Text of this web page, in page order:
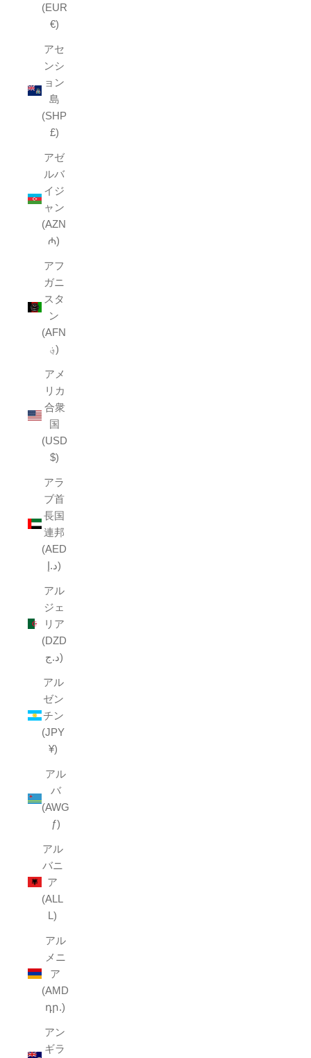
(EUR
€)
アセ
ンシ
ョン
島
(SHP
£)
アゼ
ルバ
イジ
ャン
(AZN
₼)
アフ
ガニ
スタ
ン
(AFN
؋)
アメ
リカ
合衆
国
(USD
$)
アラ
ブ首
長国
連邦
(AED
د.إ)
アル
ジェ
リア
(DZD
د.ج)
アル
ゼン
チン
(JPY
¥)
アル
バ
(AWG
ƒ)
アル
バニ
ア
(ALL
L)
アル
メニ
ア
(AMD
դր.)
アン
ギラ